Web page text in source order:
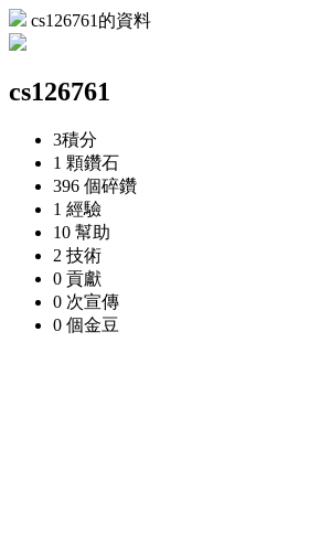
cs126761的資料
cs126761
3積分
1 顆鑽石
396 個碎鑽
1 經驗
10 幫助
2 技術
0 貢獻
0 次宣傳
0 個金豆